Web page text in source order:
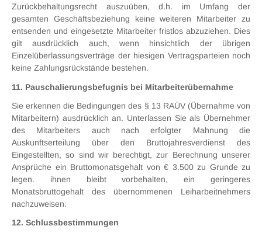
Zurückbehaltungsrecht auszuüben, d.h. im Umfang der
gesamten Geschäftsbeziehung keine weiteren Mitarbeiter zu
entsenden und eingesetzte Mitarbeiter fristlos abzuziehen. Dies
gilt ausdrücklich auch, wenn hinsichtlich der übrigen
Einzelüberlassungsverträge der hiesigen Vertragsparteien noch
keine Zahlungsrückstände bestehen.
11. Pauschalierungsbefugnis bei Mitarbeiterübernahme
Sie erkennen die Bedingungen des § 13 RAÜV (Übernahme von
Mitarbeitern) ausdrücklich an. Unterlassen Sie als Übernehmer
des Mitarbeiters auch nach erfolgter Mahnung die
Auskunftserteilung über den Bruttojahresverdienst des
Eingestellten, so sind wir berechtigt, zur Berechnung unserer
Ansprüche ein Bruttomonatsgehalt von € 3.500 zu Grunde zu
legen. ihnen bleibt vorbehalten, ein geringeres
Monatsbruttogehalt des übernommenen Leiharbeitnehmers
nachzuweisen.
12. Schlussbestimmungen